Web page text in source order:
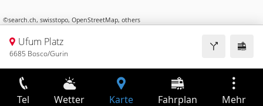
©search.ch, swisstopo, OpenStreetMap, others
Ufum Platz
6685 Bosco/Gurin
Tel Wetter Karte Fahrplan Mehr